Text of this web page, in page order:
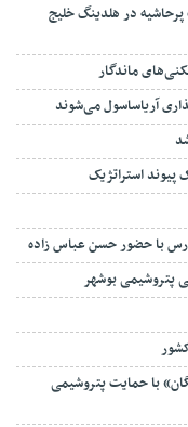
در هلدینگ خلیج
ماندگار
آریاساسول می‌شوند
پیوند استراتژیک
با حضور حسن عباس زاده
پتروشیمی بوشهر
با حمایت پتروشیمی